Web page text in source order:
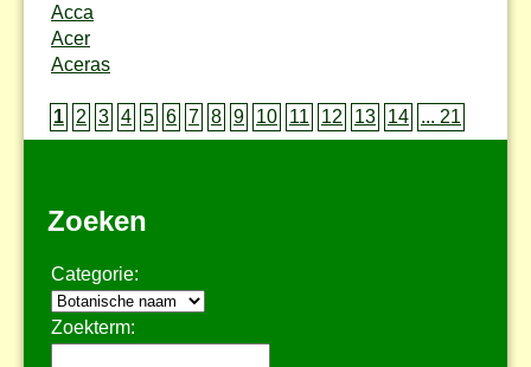
Acca
Acer
Aceras
1 2 3 4 5 6 7 8 9 10 11 12 13 14 ... 21
Zoeken
Categorie:
Zoekterm: